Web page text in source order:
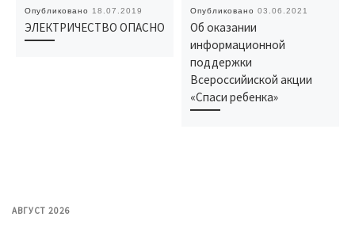
Опубликовано 18.07.2019
ЭЛЕКТРИЧЕСТВО ОПАСНО
Опубликовано 03.06.2021
Об оказании
информационной
поддержки
Всероссийиской акции
«Спаси ребенка»
АВГУСТ 2026